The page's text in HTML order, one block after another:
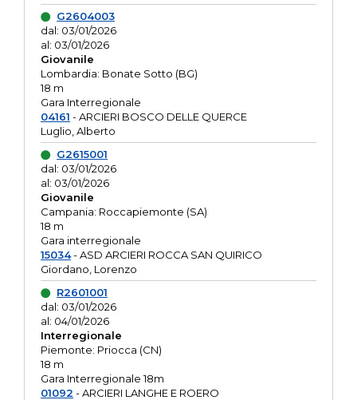
G2604003
dal: 03/01/2026
al: 03/01/2026
Giovanile
Lombardia: Bonate Sotto (BG)
18 m
Gara Interregionale
04161 - ARCIERI BOSCO DELLE QUERCE
Luglio, Alberto
G2615001
dal: 03/01/2026
al: 03/01/2026
Giovanile
Campania: Roccapiemonte (SA)
18 m
Gara interregionale
15034- ASD ARCIERI ROCCA SAN QUIRICO
Giordano, Lorenzo
R2601001
dal: 03/01/2026
al: 04/01/2026
Interregionale
Piemonte: Priocca (CN)
18 m
Gara Interregionale 18m
01092 - ARCIERI LANGHE E ROERO